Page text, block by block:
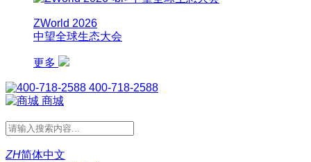
ZWorld 2026
中望全球生态大会
更多
400-718-2588
商城
ZH简体中文